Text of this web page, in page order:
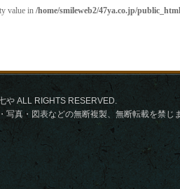
や ALL RIGHTS RESERVED.
写真・図表などの無断複製、無断転載を禁じ